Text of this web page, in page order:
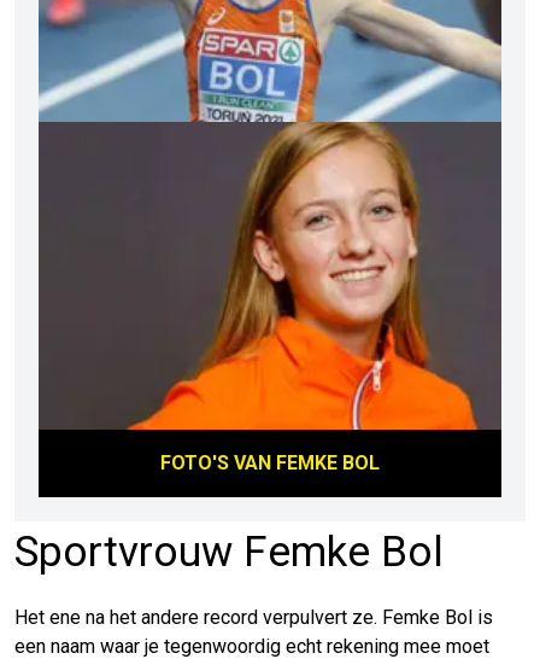
Sportvrouw Femke Bol
Het ene na het andere record verpulvert ze. Femke Bol is
een naam waar je tegenwoordig echt rekening mee moet
FOTO'S VAN FEMKE BOL